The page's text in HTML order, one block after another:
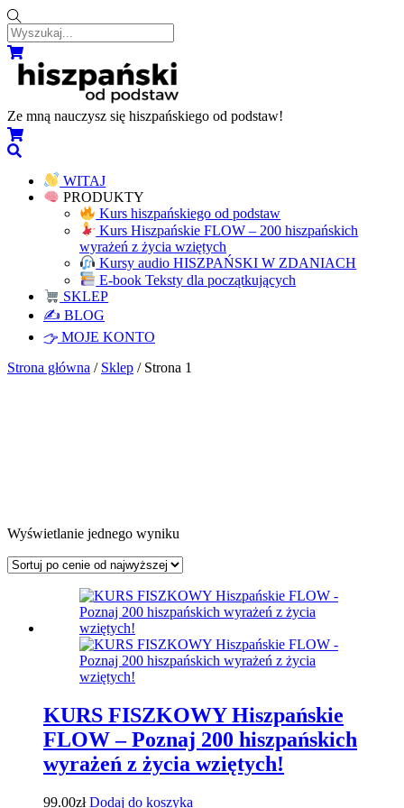
Skip
to
content
MenuKoszyk
Ze mną nauczysz się hiszpańskiego od podstaw!
Koszyk
WITAJ
PRODUKTY
Kurs hiszpańskiego od podstaw
Kurs Hiszpańskie FLOW – 200 hiszpańskich
wyrażeń z życia wziętych
Kursy audio HISZPAŃSKI W ZDANIACH
E-book Teksty dla początkujących
SKLEP
✍️ BLOG
MOJE KONTO
Close
Close
Strona główna / Sklep / Strona 1
Wyświetlanie jednego wyniku
KURS FISZKOWY Hiszpańskie
FLOW – Poznaj 200 hiszpańskich
wyrażeń z życia wziętych!
99.00zł Dodaj do koszyka